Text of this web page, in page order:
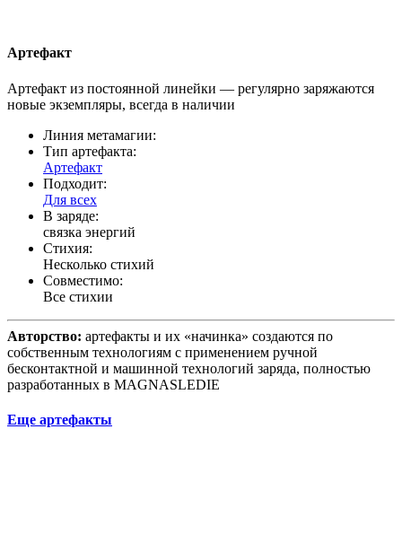
Артефакт
Артефакт из постоянной линейки — регулярно заряжаются
новые экземпляры, всегда в наличии
Линия метамагии:
Тип артефакта:
Артефакт
Подходит:
Для всех
В заряде:
связка энергий
Стихия:
Несколько стихий
Совместимо:
Все стихии
Авторство: артефакты и их «начинка» создаются по
собственным технологиям с применением ручной
бесконтактной и машинной технологий заряда, полностью
разработанных в MAGNASLEDIE
Еще артефакты